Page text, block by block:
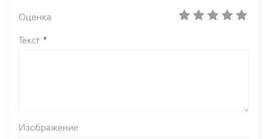
Оценка
Текст
Изображение